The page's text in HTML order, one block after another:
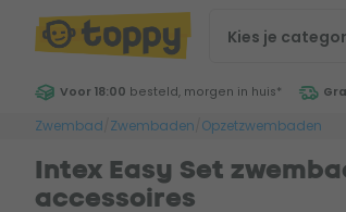
Kies je
Voor 18:00 besteld, morgen in huis*
Zwembad Zwembaden Opzetzwembaden
Intex Easy Set
accessoires